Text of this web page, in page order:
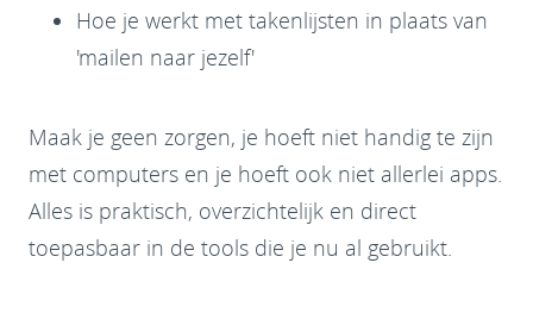
Hoe je werkt met takenlijsten in plaats van
'mailen naar jezelf'
Maak je geen zorgen, je hoeft niet handig te zijn
met computers en je hoeft ook niet allerlei apps.
Alles is praktisch, overzichtelijk en direct
toepasbaar in de tools die je nu al gebruikt.